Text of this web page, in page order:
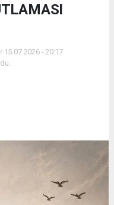
15.07.2026 - 20:17